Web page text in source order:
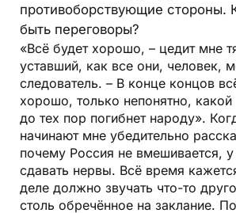
противоборствующие стороны.
быть переговоры?
«Всё будет хорошо, – цедит мне
уставший, как все они, человек,
следователь. – В конце концов
хорошо, только непонятно,
до тех пор погибнет народу».
начинают мне убедительно
почему Россия не вмешивается,
сдавать нервы. Всё время
деле должно звучать что-то
столь обречённое на заклание.